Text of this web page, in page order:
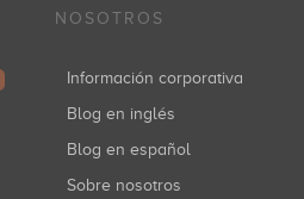
NOSOTROS
Información corporativa
Blog en inglés
Blog en español
Sobre nosotros